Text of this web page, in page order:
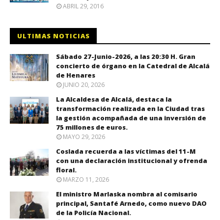
ABRIL 29, 2016
ULTIMAS NOTICIAS
Sábado 27-Junio-2026, a las 20:30 H. Gran
concierto de órgano en la Catedral de Alcalá
de Henares
JUNIO 20, 2026
La Alcaldesa de Alcalá, destaca la
transformación realizada en la Ciudad tras
la gestión acompañada de una inversión de
75 millones de euros.
MAYO 29, 2026
Coslada recuerda a las víctimas del 11-M
con una declaración institucional y ofrenda
floral.
MARZO 11, 2026
El ministro Marlaska nombra al comisario
principal, Santafé Arnedo, como nuevo DAO
de la Policía Nacional.